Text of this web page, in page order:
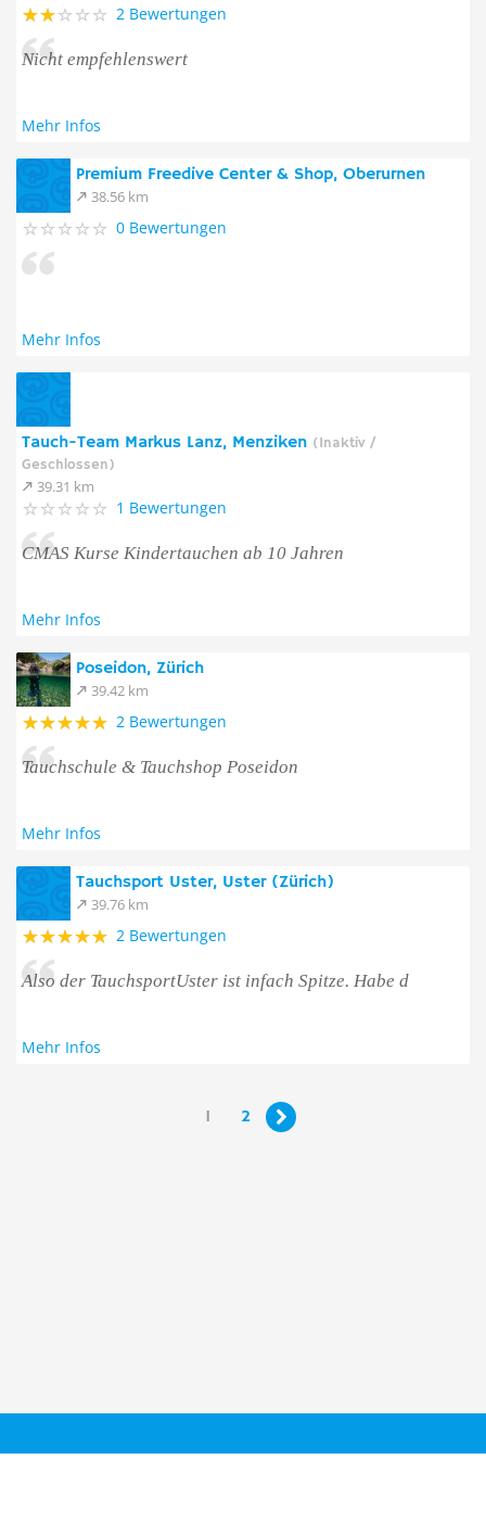
2 Bewertungen
Nicht empfehlenswert
Mehr Infos
Premium Freedive Center & Shop, Oberurnen
38.56 km
0 Bewertungen
Mehr Infos
Tauch-Team Markus Lanz, Menziken (Inaktiv /
Geschlossen)
39.31 km
1 Bewertungen
CMAS Kurse Kindertauchen ab 10 Jahren
Mehr Infos
Poseidon, Zürich
39.42 km
2 Bewertungen
Tauchschule & Tauchshop Poseidon
Mehr Infos
Tauchsport Uster, Uster (Zürich)
39.76 km
2 Bewertungen
Also der TauchsportUster ist infach Spitze. Habe d
Mehr Infos
1 2 